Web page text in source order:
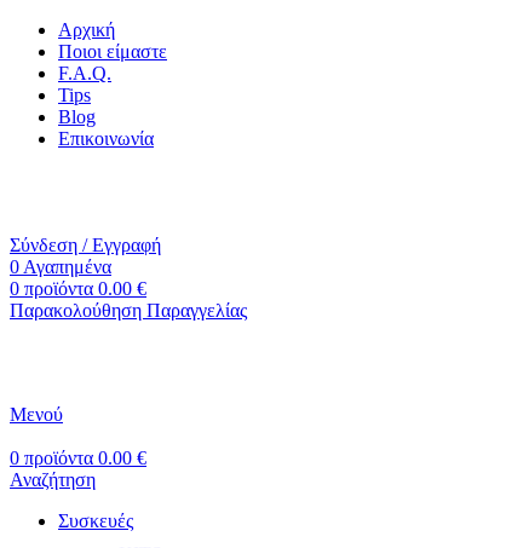
Αρχική
Ποιοι είμαστε
F.A.Q.
Tips
Blog
Επικοινωνία
Σύνδεση / Εγγραφή
0 Αγαπημένα
0 προϊόντα 0.00 €
Παρακολούθηση Παραγγελίας
Μενού
0 προϊόντα 0.00 €
Αναζήτηση
Συσκευές